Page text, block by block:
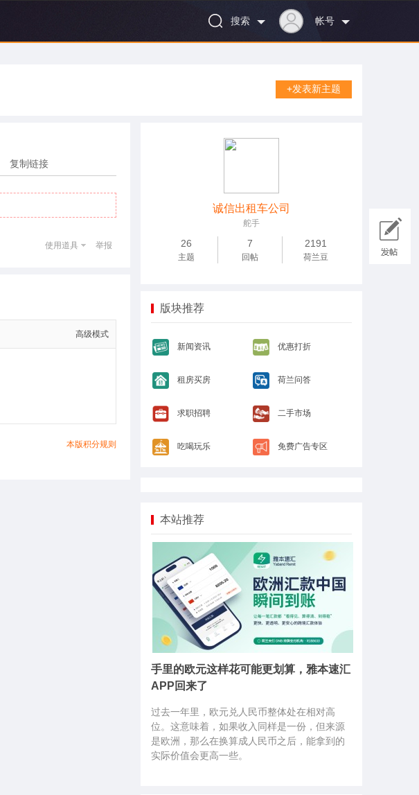
帐号
搜索
+发表新主题
复制链接
使用道具 举报
高级模式
本版积分规则
诚信出租车公司
舵手
26
主题
7
回帖
2191
荷兰豆
版块推荐
新闻资讯 优惠打折
租房买房 荷兰问答
求职招聘 二手市场
吃喝玩乐 免费广告专区
本站推荐
手里的欧元这样花可能更划算，雅本速汇
APP回来了
过去一年里，欧元兑人民币整体处在相对高
位。这意味着，如果收入同样是一份，但来源
是欧洲，那么在换算成人民币之后，能拿到的
实际价值会更高一些。